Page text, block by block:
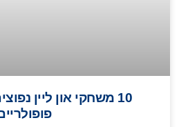
10 משחקי און ליין